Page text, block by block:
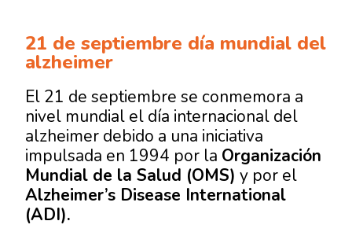
21 de septiembre día mundial del
alzheimer
El 21 de septiembre se conmemora a
nivel mundial el día internacional del
alzheimer debido a una iniciativa
impulsada en 1994 por la Organización
Mundial de la Salud (OMS) y por el
Alzheimer’s Disease International
(ADI).